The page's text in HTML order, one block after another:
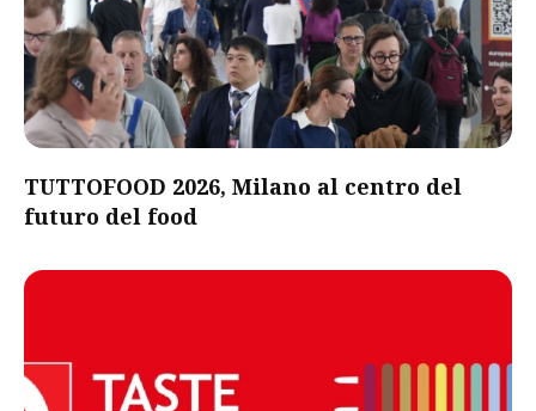
TUTTOFOOD 2026, Milano al centro del
futuro del food